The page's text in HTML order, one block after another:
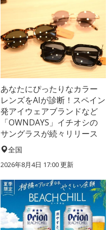
あなたにぴったりなカラー
レンズをAIが診断！スペイン
発アイウェアブランドなど
「OWNDAYS」イチオシの
サングラスが続々リリース
全国
2026年8月4日 17:00更新